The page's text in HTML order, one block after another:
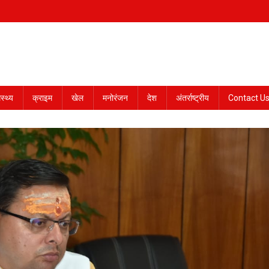
क्राइम खेल मनोरंजन देश अंतर्राष्ट्रीय Contact Us